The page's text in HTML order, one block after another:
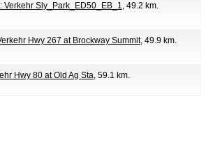
: Verkehr Sly_Park_ED50_EB_1, 49.2 km.
Hwy 267 at Brockway Summit, 49.9 km.
Hwy 80 at Old Ag Sta, 59.1 km.